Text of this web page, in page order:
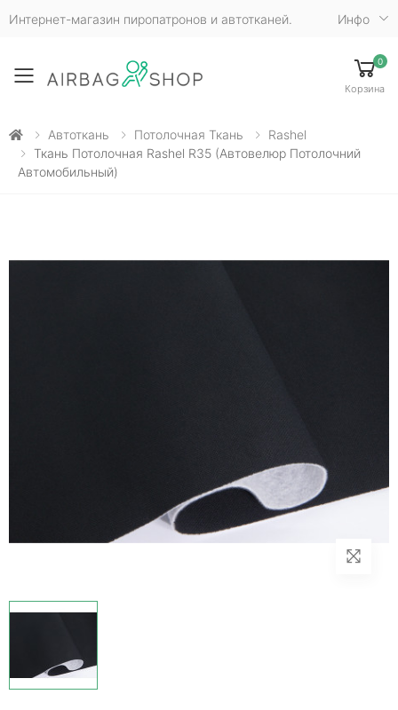
Интернет-магазин пиропатронов и автотканей. Инфо
Toggle mobile menu
0
Корзина
Автоткань Потолочная Ткань
Rashel
Ткань Потолочная Rashel R35 (автовелюр Потолочний
Автомобильный)